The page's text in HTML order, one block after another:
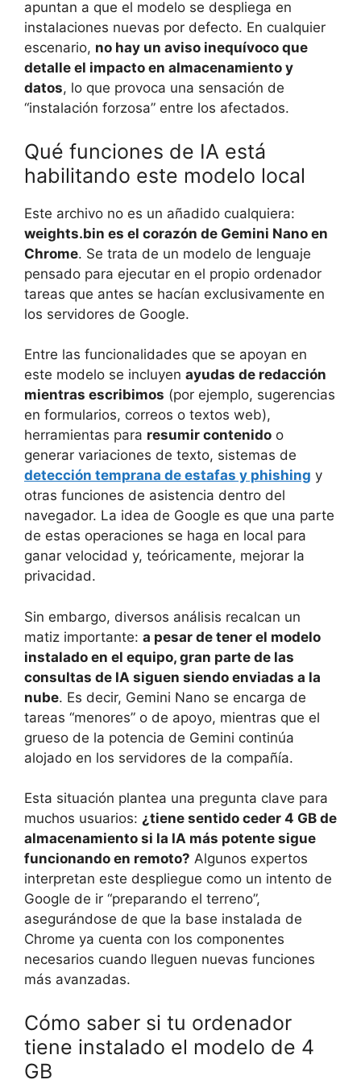
apuntan a que el modelo se despliega en
instalaciones nuevas por defecto. En cualquier
escenario, no hay un aviso inequívoco que
detalle el impacto en almacenamiento y
datos, lo que provoca una sensación de
“instalación forzosa” entre los afectados.
Qué funciones de IA está
habilitando este modelo local
Este archivo no es un añadido cualquiera:
weights.bin es el corazón de Gemini Nano en
Chrome. Se trata de un modelo de lenguaje
pensado para ejecutar en el propio ordenador
tareas que antes se hacían exclusivamente en
los servidores de Google.
Entre las funcionalidades que se apoyan en
este modelo se incluyen ayudas de redacción
mientras escribimos (por ejemplo, sugerencias
en formularios, correos o textos web),
herramientas para resumir contenido o
generar variaciones de texto, sistemas de
detección temprana de estafas y phishing y
otras funciones de asistencia dentro del
navegador. La idea de Google es que una parte
de estas operaciones se haga en local para
ganar velocidad y, teóricamente, mejorar la
privacidad.
Sin embargo, diversos análisis recalcan un
matiz importante: a pesar de tener el modelo
instalado en el equipo, gran parte de las
consultas de IA siguen siendo enviadas a la
nube. Es decir, Gemini Nano se encarga de
tareas “menores” o de apoyo, mientras que el
grueso de la potencia de Gemini continúa
alojado en los servidores de la compañía.
Esta situación plantea una pregunta clave para
muchos usuarios: ¿tiene sentido ceder 4 GB de
almacenamiento si la IA más potente sigue
funcionando en remoto? Algunos expertos
interpretan este despliegue como un intento de
Google de ir “preparando el terreno”,
asegurándose de que la base instalada de
Chrome ya cuenta con los componentes
necesarios cuando lleguen nuevas funciones
más avanzadas.
Cómo saber si tu ordenador
tiene instalado el modelo de 4
GB